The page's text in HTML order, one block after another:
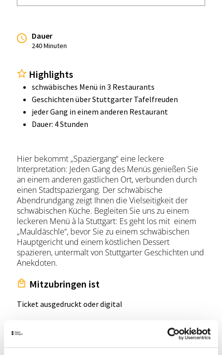
Dauer
240 Minuten
Highlights
schwäbisches Menü in 3 Restaurants
Geschichten über Stuttgarter Tafelfreuden
jeder Gang in einem anderen Restaurant
Dauer: 4 Stunden
Hier bekommt „Spaziergang“ eine leckere
Interpretation: Jeden Gang des Menüs genießen Sie
an einem anderen gastlichen Ort, verbunden durch
einen Stadtspaziergang. Der schwäbische
Abendrundgang zeigt Ihnen die Vielseitigkeit der
schwäbischen Küche. Begleiten Sie uns zu einem
leckeren Menü à la Stuttgart: Es geht los mit einem
„Mauldäschle“, bevor Sie zu einem schwäbischen
Hauptgericht und einem köstlichen Dessert
spazieren, untermalt von Stuttgarter Geschichten und
Anekdoten.
Mitzubringen ist
Ticket ausgedruckt oder digital